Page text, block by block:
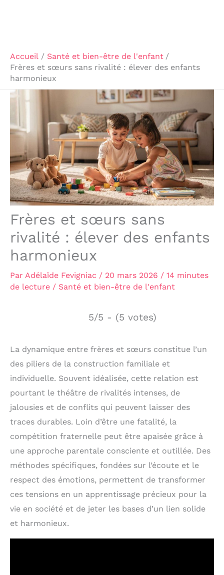
Accueil
Santé et bien-être de l'enfant
Frères et sœurs sans rivalité : élever des enfants
harmonieux
Frères et sœurs sans
rivalité : élever des enfants
harmonieux
Par Adélaïde Fevigniac / 20 mars 2026 / 14 minutes
de lecture / Santé et bien-être de l'enfant
5/5 - (5 votes)
La dynamique entre frères et sœurs constitue l’un
des piliers de la construction familiale et
individuelle. Souvent idéalisée, cette relation est
pourtant le théâtre de rivalités intenses, de
jalousies et de conflits qui peuvent laisser des
traces durables. Loin d’être une fatalité, la
compétition fraternelle peut être apaisée grâce à
une approche parentale consciente et outillée. Des
méthodes spécifiques, fondées sur l’écoute et le
respect des émotions, permettent de transformer
ces tensions en un apprentissage précieux pour la
vie en société et de jeter les bases d’un lien solide
et harmonieux.